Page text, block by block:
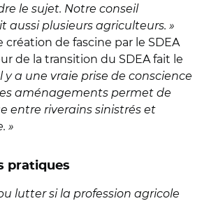
le sujet. Notre conseil
aussi plusieurs agriculteurs. »
création de fascine par le SDEA
de la transition du SDEA fait le
y a une vraie prise de conscience
aménagements permet de
entre riverains sinistrés et
»
pratiques
lutter si la profession agricole